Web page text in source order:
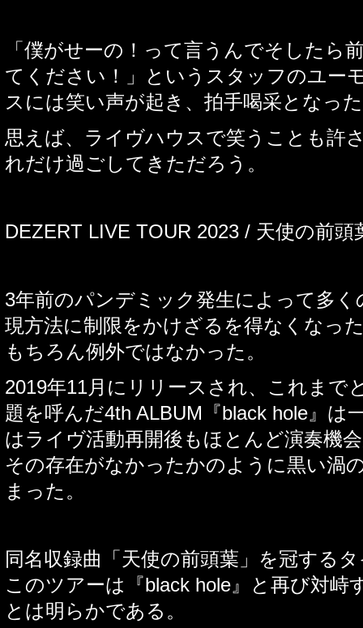
「僕がせーの！って言うんでそしたら
てください！」というスタッフのユー
スには笑い声が起き、拍手喝采となっ
思えば、ライ ヴハウスで笑うことも許
れだけ過ごしてきただろう。
DEZERT LIVE TOUR 2023 / 天使の前頭
3年前のパンデミック発生によって多く
現方法に制限をかけざるを得なくなっ
もちろん例外ではなかった。
2019年11月にリリースされ、これまで
題を呼んだ4th ALBUM 『black hole 』は
はライヴ活動再開後もほとんど演奏機
その存在がなかったかのように黒い渦
まった。
同名収録曲「天使の前頭葉」を冠する
このツアーは『black hole 』と再び対峙
とは明らかである。